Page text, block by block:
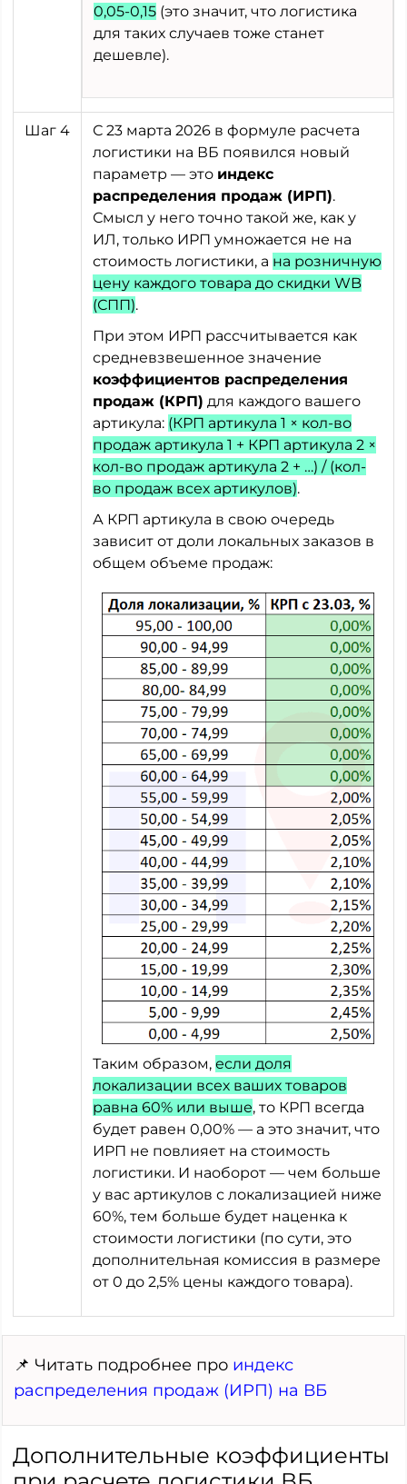
0,05-0,15 (это значит, что логистика
для таких случаев тоже станет
дешевле).
Шаг 4
С 23 марта 2026 в формуле расчета
логистики на ВБ появился новый
параметр — это индекс
распределения продаж (ИРП).
Смысл у него точно такой же, как у
ИЛ, только ИРП умножается не на
стоимость логистики, а на розничную
цену каждого товара до скидки WB
(СПП).
При этом ИРП рассчитывается как
средневзвешенное значение
коэффициентов распределения
продаж (КРП) для каждого вашего
артикула: (КРП артикула 1 × кол-во
продаж артикула 1 + КРП артикула 2 ×
кол-во продаж артикула 2 + …) / (кол-
во продаж всех артикулов).
А КРП артикула в свою очередь
зависит от доли локальных заказов в
общем объеме продаж:
Таким образом, если доля
локализации всех ваших товаров
равна 60% или выше, то КРП всегда
будет равен 0,00% — а это значит, что
ИРП не повлияет на стоимость
логистики. И наоборот — чем больше
у вас артикулов с локализацией ниже
60%, тем больше будет наценка к
стоимости логистики (по сути, это
дополнительная комиссия в размере
от 0 до 2,5% цены каждого товара).
📌 Читать подробнее про индекс
распределения продаж (ИРП) на ВБ
Дополнительные коэффициенты